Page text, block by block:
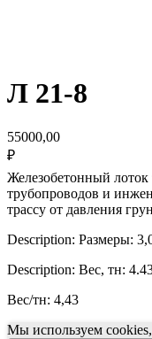
Л 21-8
55000,00
₽
Железобетонный лоток
трубопроводов и
трассу от давления
Description: Размеры:
Description: Вес, тн:
Вес/тн: 4,43
Мы используем cookies,